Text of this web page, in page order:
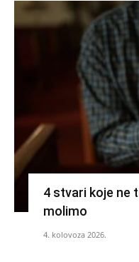
4 stvari koje ne
molimo
4. kolovoza 2026.